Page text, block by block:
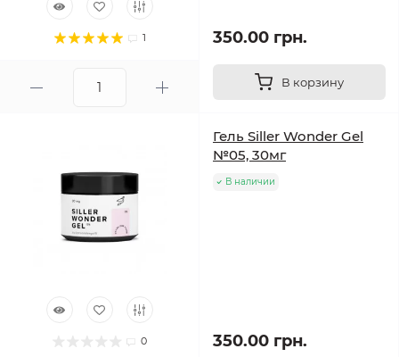
1 350.00 грн.
В корзину
0
Гель Siller Wonder Gel
№05, 30мг
В наличии
350.00 грн.